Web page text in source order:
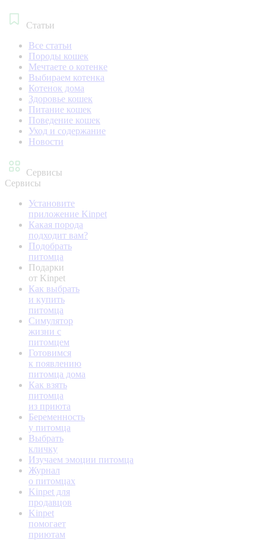
Статьи
Все статьи
Породы кошек
Мечтаете о котенке
Выбираем котенка
Котенок дома
Здоровье кошек
Питание кошек
Поведение кошек
Уход и содержание
Новости
Сервисы
Сервисы
Установите
приложение Kinpet
Какая порода
подходит вам?
Подобрать
питомца
Подарки
от Kinpet
Как выбрать
и купить
питомца
Симулятор
жизни с
питомцем
Готовимся
к появлению
питомца дома
Как взять
питомца
из приюта
Беременность
у питомца
Выбрать
кличку
Изучаем эмоции питомца
Журнал
о питомцах
Kinpet для
продавцов
Kinpet
помогает
приютам